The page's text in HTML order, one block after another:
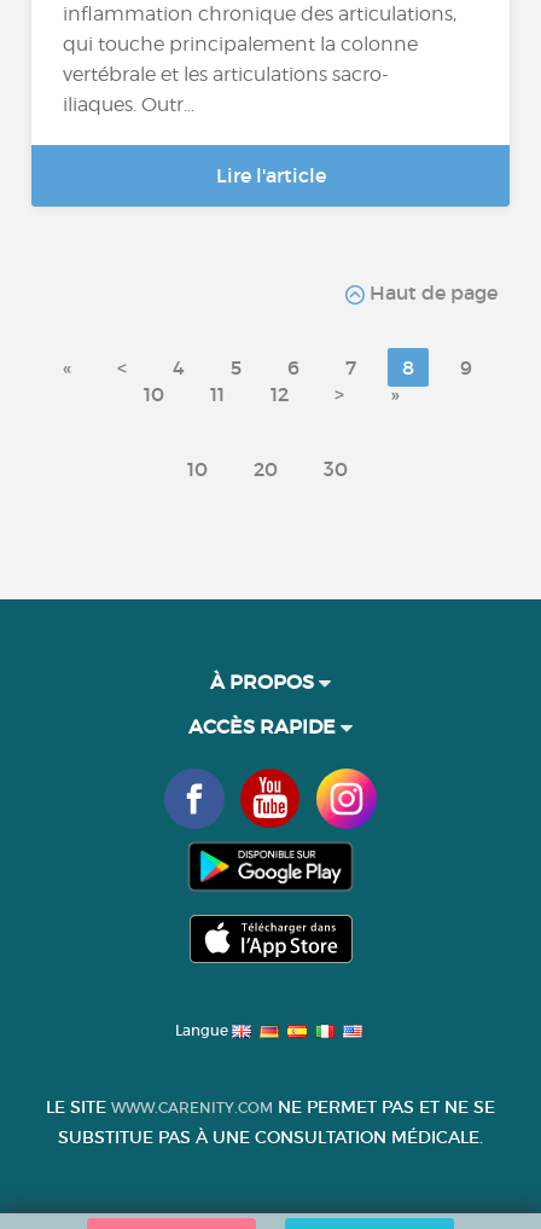
inflammation chronique des articulations,
qui touche principalement la colonne
vertébrale et les articulations sacro-
iliaques. Outr...
Lire l'article
Haut de page
« < 4 5 6 7 8
9
10
11 12 > »
10 20 30
À PROPOS
ACCÈS RAPIDE
Langue
LE SITE WWW.CARENITY.COM NE PERMET PAS ET NE SE
SUBSTITUE PAS À UNE CONSULTATION MÉDICALE.